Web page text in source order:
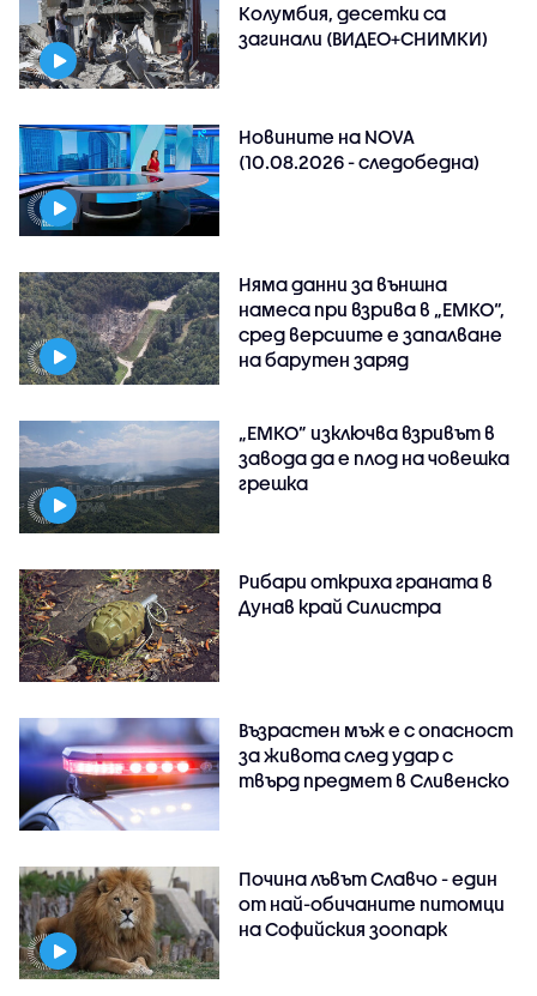
Колумбия, десетки са
загинали (ВИДЕО+СНИМКИ)
Новините на NOVA
(10.08.2026 - следобедна)
Няма данни за външна
намеса при взрива в „ЕМКО“,
сред версиите е запалване
на барутен заряд
„ЕМКО” изключва взривът в
завода да е плод на човешка
грешка
Рибари откриха граната в
Дунав край Силистра
Възрастен мъж е с опасност
за живота след удар с
твърд предмет в Сливенско
Почина лъвът Славчо - един
от най-обичаните питомци
на Софийския зоопарк